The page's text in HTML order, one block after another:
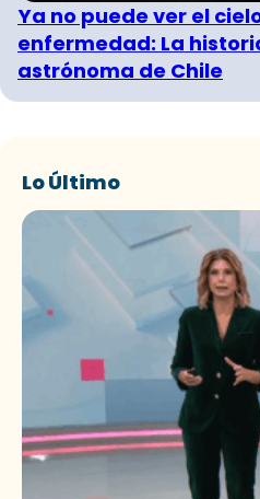
Ya no puede ver el
enfermedad: La
astrónoma de Chile
Lo Último